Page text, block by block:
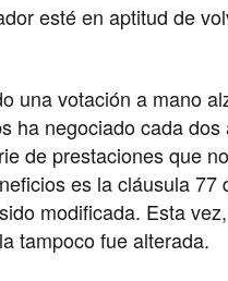
esté en aptitud de
una votación a mano
ha negociado cada
de prestaciones que
es la cláusula
modificada. Esta
tampoco fue alterada.